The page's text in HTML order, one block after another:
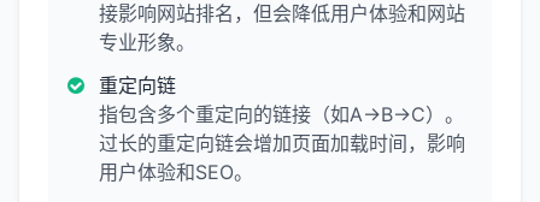
接影响网站排名，但会降低用户体验和网站
专业形象。
重定向链
指包含多个重定向的链接（如A→B→C）。
过长的重定向链会增加页面加载时间，影响
用户体验和SEO。